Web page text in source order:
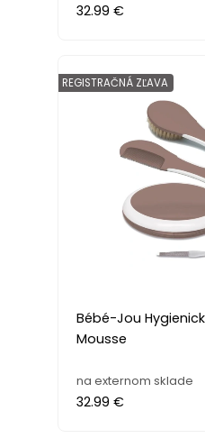
32.99 €
Bébé-Jou
Mousse
REGISTRAČNÁ ZĽAVA
na externom sklade
32.99 €